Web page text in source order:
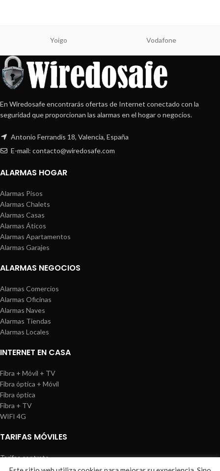
Yoigo Vodafone
En Wiredosafe encontrarás ofertas de Internet conectado con la
seguridad que proporcionan las alarmas en el hogar o negocios.
Antonio Ferrandis 18, Valencia, España
E-mail: contacto@wiredosafe.com
ALARMAS HOGAR
Alarmas Pisos
Alarmas Chalets
Alarmas Casas
Alarmas Áticos
Alarmas Apartamentos
Alarmas Garajes
ALARMAS NEGOCIOS
Alarmas Comercios
Alarmas Oficinas
Alarmas Naves
Alarmas Tiendas
Alarmas Locales
INTERNET EN CASA
Fibra + Móvil + TV
Fibra óptica + Móvil
Fibra óptica
Fibra + TV
WIFI 4G
TARIFAS MÓVILES
Tarifas contrato
Tarifas prepago